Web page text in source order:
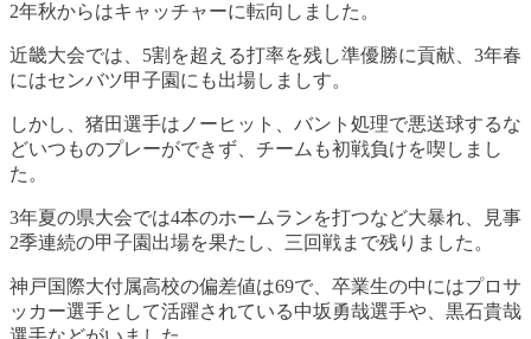
2年秋からはキャッチャーに転向しました。
近畿大会では、5割を超える打率を残し準優勝に貢献、3年春
にはセンバツ甲子園にも出場しましす。
しかし、猪田選手はノーヒット、バント処理で悪送球するな
どいつものプレーができず、チームも初戦負けを喫しまし
た。
3年夏の県大会では4本のホームランを打つなど大暴れ、見事
2季連続の甲子園出場を果たし、三回戦まで残りました 。
神戸国際大付属高校の偏差値は69で、卒業生の中にはプロサ
ッカー選手として活躍されている中坂勇哉選手や、黒石貴哉